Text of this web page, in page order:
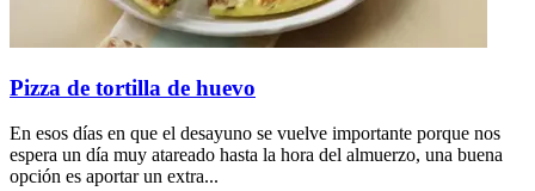
Pizza de tortilla de huevo
En esos días en que el desayuno se vuelve importante porque nos
espera un día muy atareado hasta la hora del almuerzo, una buena
opción es aportar un extra...